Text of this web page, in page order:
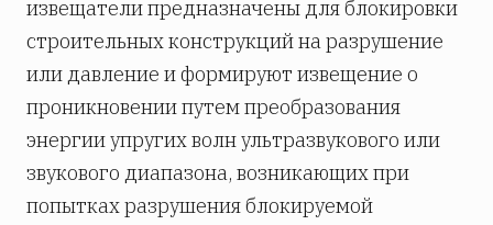
извещатели предназначены для блокировки
строительных конструкций на разрушение
или давление и формируют извещение о
проникновении путем преобразования
энергии упругих волн ультразвукового или
звукового диапазона, возникающих при
попытках разрушения блокируемой